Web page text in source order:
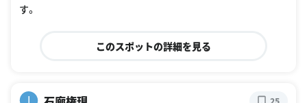
す。
このスポットの詳細を見る
I 25